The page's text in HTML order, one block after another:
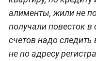
алименты, жили не
получали повесток
счетов надо следить
не по адресу